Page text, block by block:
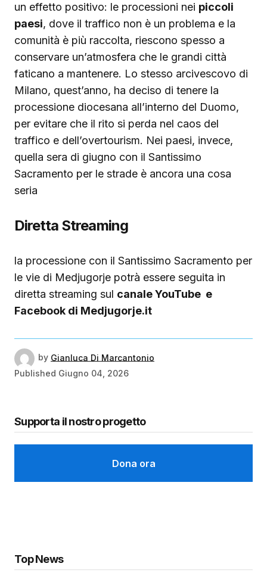
un effetto positivo: le processioni nei piccoli
paesi, dove il traffico non è un problema e la
comunità è più raccolta, riescono spesso a
conservare un’atmosfera che le grandi città
faticano a mantenere. Lo stesso arcivescovo di
Milano, quest’anno, ha deciso di tenere la
processione diocesana all’interno del Duomo,
per evitare che il rito si perda nel caos del
traffico e dell’overtourism. Nei paesi, invece,
quella sera di giugno con il Santissimo
Sacramento per le strade è ancora una cosa
seria
Diretta Streaming
la processione con il Santissimo Sacramento per
le vie di Medjugorje potrà essere seguita in
diretta streaming sul canale YouTube e
Facebook di Medjugorje.it
by Gianluca Di Marcantonio
Published Giugno 04, 2026
Supporta il nostro progetto
Dona ora
Top News